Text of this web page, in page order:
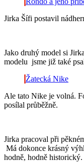
Jirka Šífi postavil
Jako druhý model si
modelu jsme již také
Žatecká Nike
Ale tato Nike je volná.
posílal průběžně.
Jirka pracoval při
Má dokonce krásný
hodně, hodně historický.